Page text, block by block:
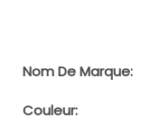
Nom De Marque:
Couleur: